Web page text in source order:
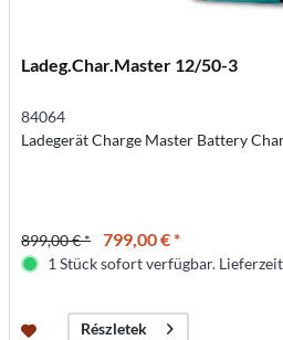
Ladeg.Char.Master 12/50-3
84064
Ladegerät Charge Master Battery
899,00 € * 799,00 € *
1 Stück sofort verfügbar. Lieferzeit
Részletek